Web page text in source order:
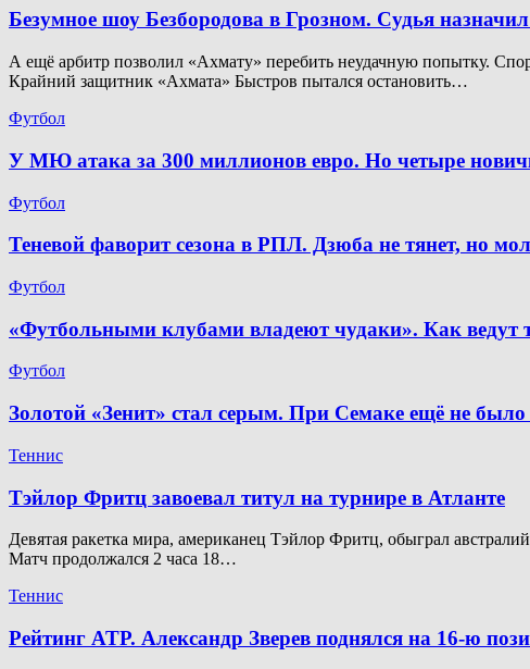
Безумное шоу Безбородова в Грозном. Судья
А ещё арбитр позволил «Ахмату» перебить неудачную попытку.
Крайний защитник «Ахмата» Быстров пытался остановить…
Футбол
У МЮ атака за 300 миллионов евро. Но четыре
Футбол
Теневой фаворит сезона в РПЛ. Дзюба не тянет, но
Футбол
«Футбольными клубами владеют чудаки». Как ведут
Футбол
Золотой «Зенит» стал серым. При Семаке ещё не было
Теннис
Тэйлор Фритц завоевал титул на турнире в Атланте
Девятая ракетка мира, американец Тэйлор Фритц, обыграл
Матч продолжался 2 часа 18…
Теннис
Рейтинг ATP. Александр Зверев поднялся на 16-ю